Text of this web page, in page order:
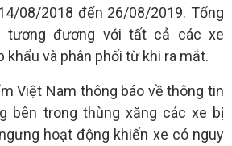
08/2018 đến 26/08/2019. Tổng
tương đương với tất cả các xe
khẩu và phân phối từ khi ra mắt.
Việt Nam thông báo về thông tin
bên trong thùng xăng các xe bị
hoạt động khiến xe có nguy